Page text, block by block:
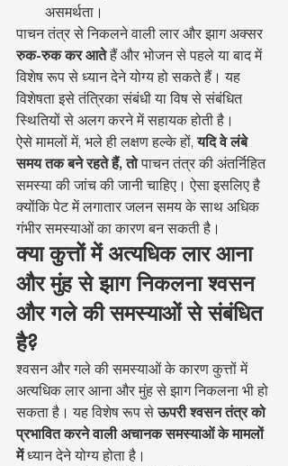
असमर्थता।
पाचन तंत्र से निकलने वाली लार और झाग अक्सर
रुक-रुक कर आते हैं और भोजन से पहले या बाद में
विशेष रूप से ध्यान देने योग्य हो सकते हैं। यह
विशेषता इसे तंत्रिका संबंधी या विष से संबंधित
स्थितियों से अलग करने में सहायक होती है।
ऐसे मामलों में, भले ही लक्षण हल्के हों, यदि वे लंबे
समय तक बने रहते हैं, तो पाचन तंत्र की अंतर्निहित
समस्या की जांच की जानी चाहिए। ऐसा इसलिए है
क्योंकि पेट में लगातार जलन समय के साथ अधिक
गंभीर समस्याओं का कारण बन सकती है।
क्या कुत्तों में अत्यधिक लार आना
और मुंह से झाग निकलना श्वसन
और गले की समस्याओं से संबंधित
है?
श्वसन और गले की समस्याओं के कारण कुत्तों में
अत्यधिक लार आना और मुंह से झाग निकलना भी हो
सकता है। यह विशेष रूप से ऊपरी श्वसन तंत्र को
प्रभावित करने वाली अचानक समस्याओं के मामलों
में ध्यान देने योग्य होता है।